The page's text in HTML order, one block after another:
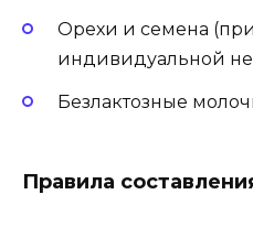
Орехи и семена (при
индивидуальной
Безлактозные
Правила